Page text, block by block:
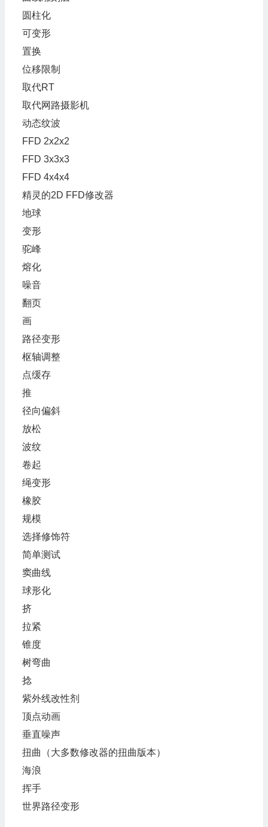
圆柱化
可变形
置换
位移限制
取代RT
取代网路摄影机
动态纹波
FFD 2x2x2
FFD 3x3x3
FFD 4x4x4
精灵的2D FFD修改器
地球
变形
驼峰
熔化
噪音
翻页
画
路径变形
枢轴调整
点缓存
推
径向偏斜
放松
波纹
卷起
绳变形
橡胶
规模
选择修饰符
简单测试
窦曲线
球形化
挤
拉紧
锥度
树弯曲
捻
紫外线改性剂
顶点动画
垂直噪声
扭曲（大多数修改器的扭曲版本）
海浪
挥手
世界路径变形